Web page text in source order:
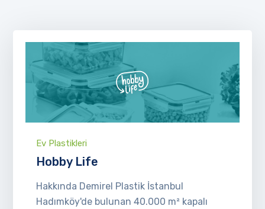
Ev Plastikleri
Hobby Life
Hakkında Demirel Plastik İstanbul
Hadımköy'de bulunan 40.000 m² kapalı